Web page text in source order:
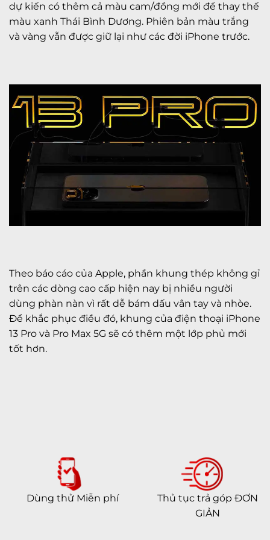
dự kiến có thêm cả màu cam/đồng mới để thay thế
màu xanh Thái Bình Dương. Phiên bản màu trắng
và vàng vẫn được giữ lại như các đời iPhone trước.
Theo báo cáo của Apple, phần khung thép không gỉ
trên các dòng cao cấp hiện nay bị nhiều người
dùng phàn nàn vì rất dễ bám dấu vân tay và nhòe.
Để khắc phục điều đó, khung của điện thoại iPhone
13 Pro và Pro Max 5G sẽ có thêm một lớp phủ mới
tốt hơn.
Dùng thử Miễn phí
Thủ tục trả góp ĐƠN
GIẢN